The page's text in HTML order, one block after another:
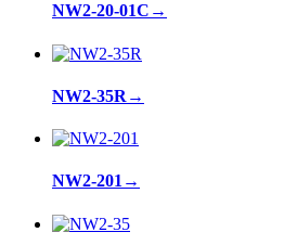
NW2-20-01C →
NW2-35R →
NW2-201→